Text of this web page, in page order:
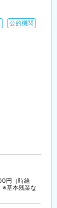
公的機関
円（時給
※基本残業な